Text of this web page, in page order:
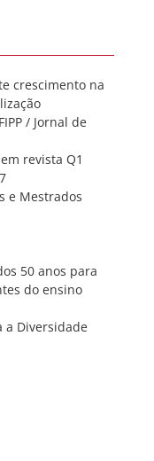
crescimento na
/ Jornal de
revista Q1
e Mestrados
50 anos para
do ensino
a Diversidade